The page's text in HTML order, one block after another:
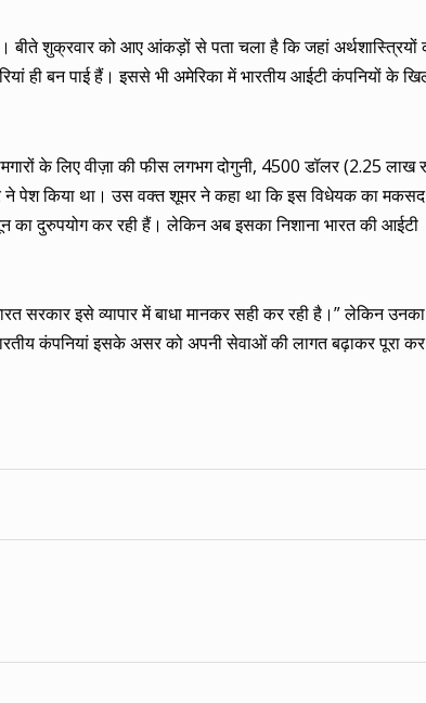
बीते शुक्रवार को आए आंकड़ों से पता चला है कि जहां अर्थशास्त्रियों
ही बन पाई हैं। इससे भी अमेरिका में भारतीय आईटी कंपनियों के
के लिए वीज़ा की फीस लगभग दोगुनी, 4500 डॉलर (2.25 लाख
ने पेश किया था। उस वक्त शूमर ने कहा था कि इस विधेयक का
का दुरुपयोग कर रही हैं। लेकिन अब इसका निशाना भारत की आईटी
सरकार इसे व्यापार में बाधा मानकर सही कर रही है।” लेकिन
कंपनियां इसके असर को अपनी सेवाओं की लागत बढ़ाकर पूरा कर